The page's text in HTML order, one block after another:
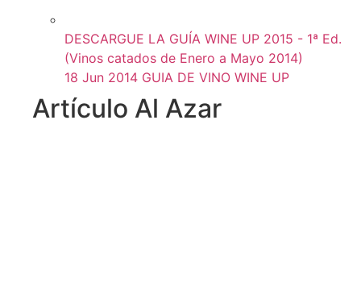
DESCARGUE LA GUÍA WINE UP 2015 - 1ª Ed.
(Vinos catados de Enero a Mayo 2014)
18 Jun 2014 GUIA DE VINO WINE UP
Artículo Al Azar